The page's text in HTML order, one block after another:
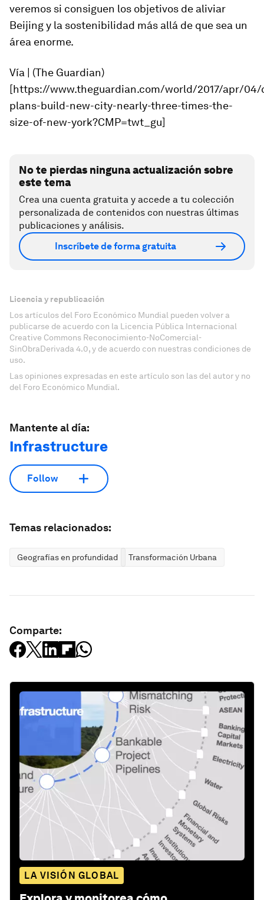
veremos si consiguen los objetivos de aliviar
Beijing y la sostenibilidad más allá de que sea un
área enorme.
Vía | (The Guardian)
[https://www.theguardian.com/world/2017/apr/
plans-build-new-city-nearly-three-times-the-
size-of-new-york?CMP=twt_gu]
No te pierdas ninguna actualización sobre
este tema
Crea una cuenta gratuita y accede a tu colección
personalizada de contenidos con nuestras últimas
publicaciones y análisis.
Inscríbete de forma gratuita
Licencia y republicación
Los artículos del Foro Económico Mundial pueden volver a
publicarse de acuerdo con la Licencia Pública Internacional
Creative Commons Reconocimiento-NoComercial-
SinObraDerivada 4.0, y de acuerdo con nuestras condiciones de
uso.
Las opiniones expresadas en este artículo son las del autor y no
del Foro Económico Mundial.
Mantente al día:
Infrastructure
Follow
Temas relacionados:
Geografías en profundidad Transformación Urbana
Comparte:
LA VISIÓN GLOBAL